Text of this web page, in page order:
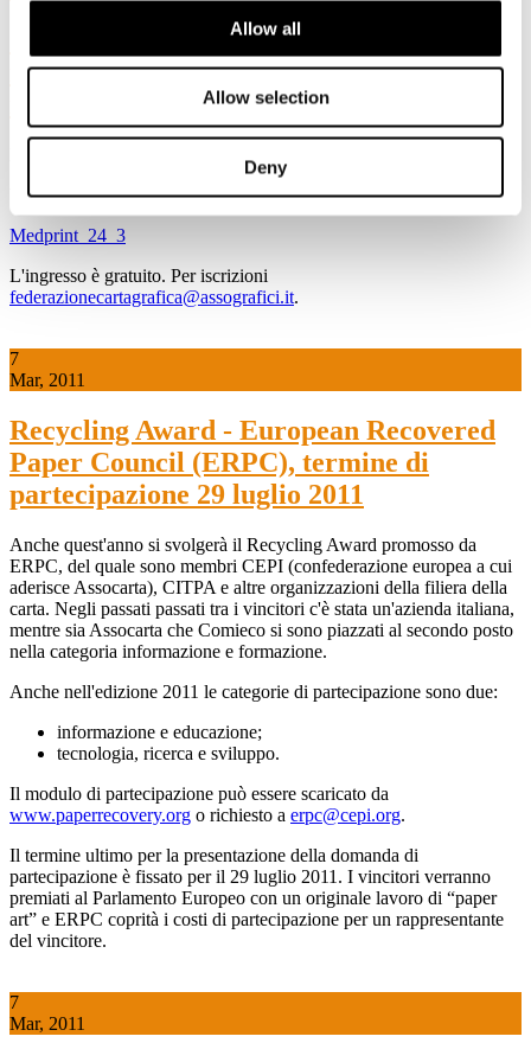
Allow all
Allow selection
Deny
"La rete d'impresa: strumento per
rilanciare la competitività" Roma, 24
marzo 2011 c/o Med Print (Fiera Roma)
Visualizza i programma dell'evento
Medprint_24_3
L'ingresso è gratuito. Per iscrizioni
federazionecartagrafica@assografici.it.
7
Mar, 2011
Recycling Award - European Recovered
Paper Council (ERPC), termine di
partecipazione 29 luglio 2011
Anche quest'anno si svolgerà il Recycling Award promosso da
ERPC, del quale sono membri CEPI (confederazione europea a cui
aderisce Assocarta), CITPA e altre organizzazioni della filiera della
carta. Negli passati passati tra i vincitori c'è stata un'azienda italiana,
mentre sia Assocarta che Comieco si sono piazzati al secondo posto
nella categoria informazione e formazione.
Anche nell'edizione 2011 le categorie di partecipazione sono due:
informazione e educazione;
tecnologia, ricerca e sviluppo.
Il modulo di partecipazione può essere scaricato da
www.paperrecovery.org o richiesto a erpc@cepi.org.
Il termine ultimo per la presentazione della domanda di
partecipazione è fissato per il 29 luglio 2011. I vincitori verranno
premiati al Parlamento Europeo con un originale lavoro di “paper
art” e ERPC coprità i costi di partecipazione per un rappresentante
del vincitore.
7
Mar, 2011